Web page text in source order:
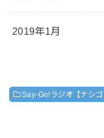
2019年1月
Say-Go!ラジオ【ナシ